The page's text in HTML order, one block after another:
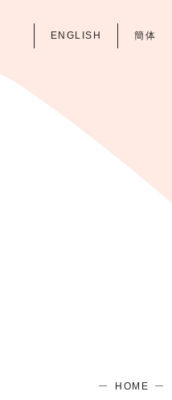
ENGLISH 簡体
HOME